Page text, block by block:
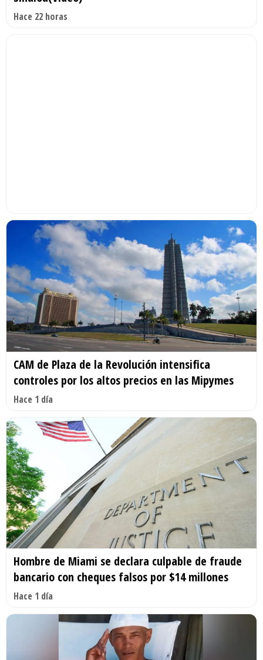
Hace 22 horas
CAM de Plaza de la Revolución intensifica
controles por los altos precios en las Mipymes
Hace 1 día
Hombre de Miami se declara culpable de fraude
bancario con cheques falsos por $14 millones
Hace 1 día